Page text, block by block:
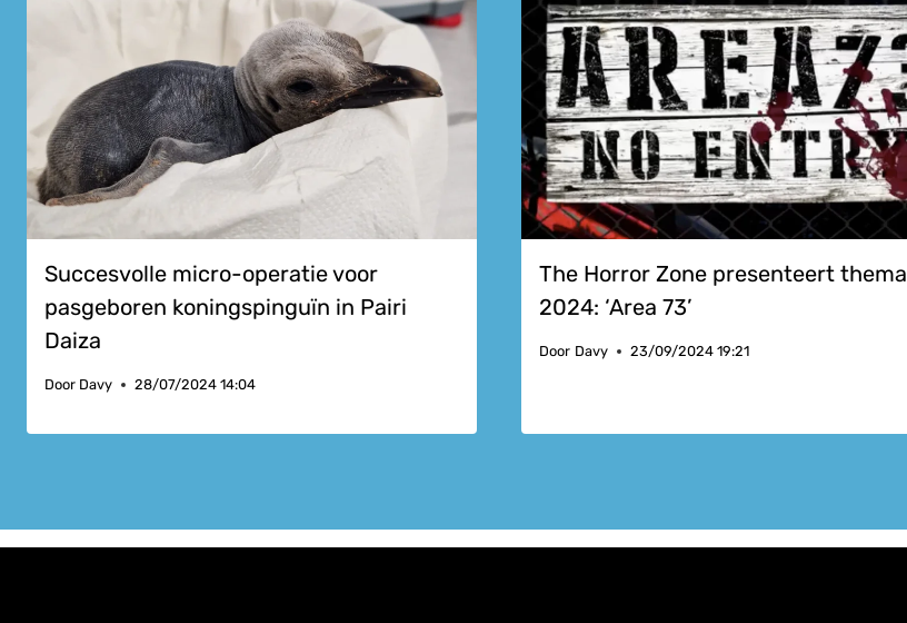
Succesvolle micro-operatie voor
pasgeboren koningspinguïn in Pairi
Daiza
Door Davy 28/07/2024 14:04
The Horror Zone presenteert thema
2024: ‘Area 73’
Door Davy 23/09/2024 19:21